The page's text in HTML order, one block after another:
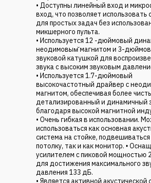
• Доступны линейный вход и
вход, что позволяет использовать
для простых задач без
микшерного пульта.
• Используется 12 -дюймовый
неодимовым̆ магнитом и 3-
звуковой катушкой для
звука с высоким звуковым
• Используется 1.7-дюймовый
высокочастотный драйвер с
магнитом, обеспечивая более
детализированный и динамичный
благодаря высокой магнитной
• Очень гибкая в использовании.
использоваться как основная
система на стойке, подвешиваться
потолку, так и как монитор. •
усилителем с пиковой мощностью
для достижения максимального
давления 133 дБ.
• Является активной акустической